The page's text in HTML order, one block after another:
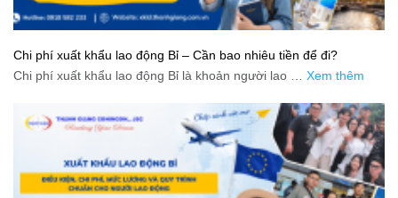
Chi phí xuất khẩu lao động Bỉ – Cần bao nhiêu tiền để đi?
Chi phí xuất khẩu lao động Bỉ là khoản người lao … Xem thêm